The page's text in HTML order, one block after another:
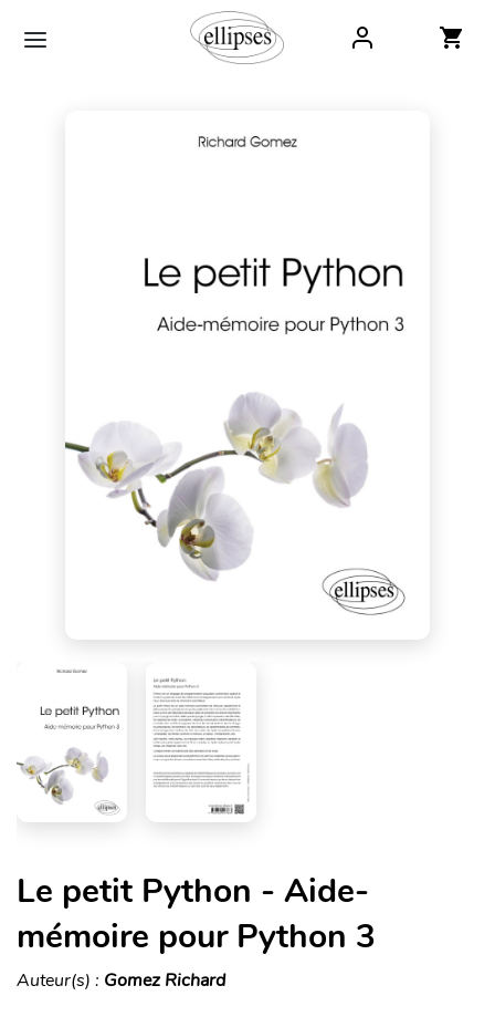
Le petit Python - Aide-
mémoire pour Python 3
Auteur(s) : Gomez Richard